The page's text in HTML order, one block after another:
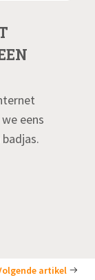
eens
artikel